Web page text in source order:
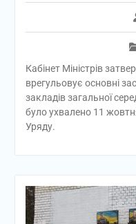
Кабінет Міністрів
врегульовує основні
закладів загальної
було ухвалено 11
Уряду.